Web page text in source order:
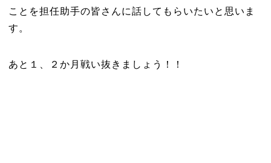
ことを担任助手の皆さんに話してもらいたいと思いま
す。
あと１、２か月戦い抜きましょう！！